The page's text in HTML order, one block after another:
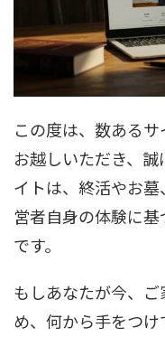
この度は、数ある
お越しいただき、
イトは、終活やお
営者自身の体験に
です。
もしあなたが今、
め、何から手をつ